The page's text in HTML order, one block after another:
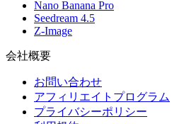
Nano Banana Pro
Seedream 4.5
Z-Image
会社概要
お問い合わせ
アフィリエイトプログラム
プライバシーポリシー